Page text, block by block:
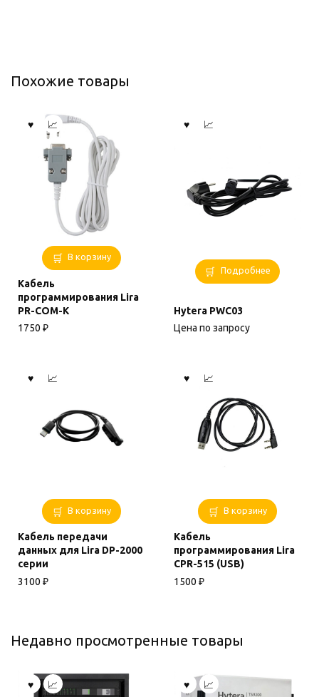
Похожие товары
В корзину
Кабель
программирования Lira
PR-COM-K
1750 ₽
Подробнее
Hytera PWC03
Цена по запросу
В корзину
Кабель передачи
данных для Lira DP-2000
серии
3100 ₽
В корзину
Кабель
программирования Lira
CPR-515 (USB)
1500 ₽
Недавно просмотренные товары